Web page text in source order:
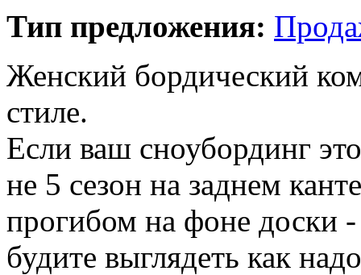
Тип предложения:
Женский бордический
стиле.
Если ваш сноубординг
не 5 сезон на заднем
прогибом на фоне доски
будите выглядеть как